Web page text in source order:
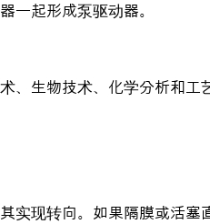
一起形成泵驱动器。
、生物技术、化学分析和工
实现转向。如果隔膜或活